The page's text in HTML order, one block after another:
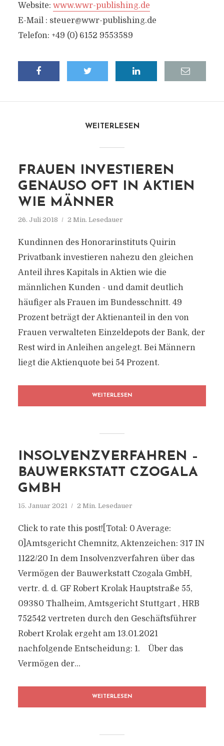
Website: www.wwr-publishing.de
E-Mail : steuer@wwr-publishing.de
Telefon: +49 (0) 6152 9553589
WEITERLESEN
FRAUEN INVESTIEREN
GENAUSO OFT IN AKTIEN
WIE MÄNNER
26. Juli 2018 2 Min. Lesedauer
Kundinnen des Honorarinstituts Quirin
Privatbank investieren nahezu den gleichen
Anteil ihres Kapitals in Aktien wie die
männlichen Kunden - und damit deutlich
häufiger als Frauen im Bundesschnitt. 49
Prozent beträgt der Aktienanteil in den von
Frauen verwalteten Einzeldepots der Bank, der
Rest wird in Anleihen angelegt. Bei Männern
liegt die Aktienquote bei 54 Prozent.
WEITERLESEN
INSOLVENZVERFAHREN –
BAUWERKSTATT CZOGALA
GMBH
15. Januar 2021 2 Min. Lesedauer
Click to rate this post![Total: 0 Average:
0]Amtsgericht Chemnitz, Aktenzeichen: 317 IN
1122/20 In dem Insolvenzverfahren über das
Vermögen der Bauwerkstatt Czogala GmbH,
vertr. d. d. GF Robert Krolak Hauptstraße 55,
09380 Thalheim, Amtsgericht Stuttgart , HRB
752542 vertreten durch den Geschäftsführer
Robert Krolak ergeht am 13.01.2021
nachfolgende Entscheidung: 1. Über das
Vermögen der...
WEITERLESEN